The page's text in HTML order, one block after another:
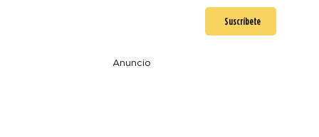
Suscríbete
Anuncio